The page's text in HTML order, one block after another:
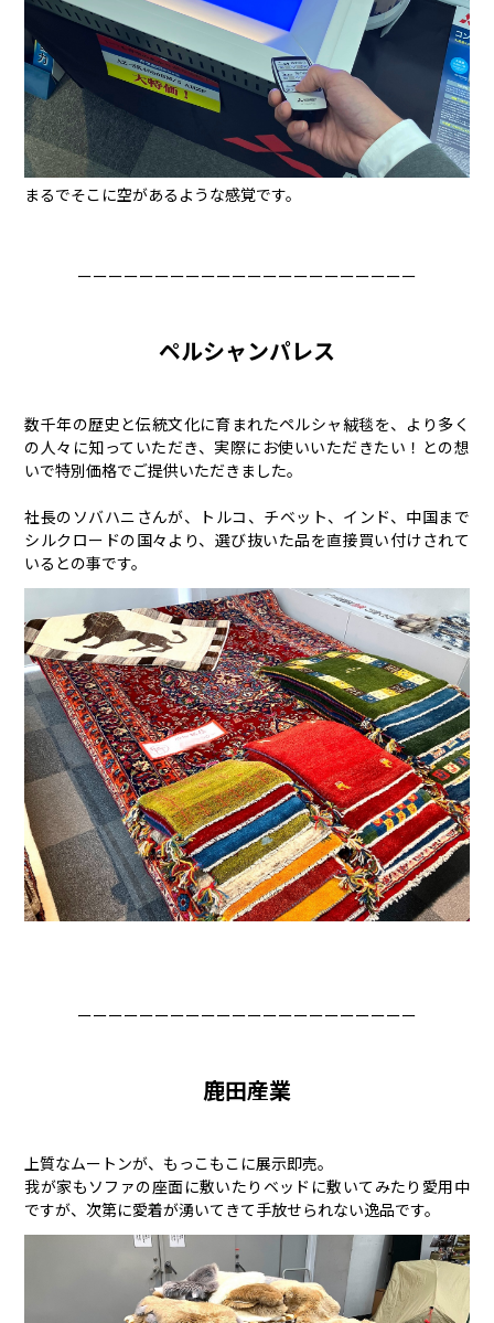
まるでそこに空があるような感覚です。
ーーーーーーーーーーーーーーーーーーーーーー
ペルシャンパレス
数千年の歴史と伝統文化に育まれたペルシャ絨毯を、より多く
の人々に知っていただき、実際にお使いいただきたい！との想
いで特別価格でご提供いただきました。
社長のソバハニさんが、トルコ、チベット、インド、中国まで
シルクロードの国々より、選び抜いた品を直接買い付けされて
いるとの事です。
ーーーーーーーーーーーーーーーーーーーーーー
鹿田産業
上質なムートンが、もっこもこに展示即売。
我が家もソファの座面に敷いたりベッドに敷いてみたり愛用中
ですが、次第に愛着が湧いてきて手放せられない逸品です。